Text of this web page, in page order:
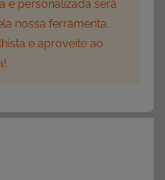
e personalizada será
nossa ferramenta.
e aproveite ao